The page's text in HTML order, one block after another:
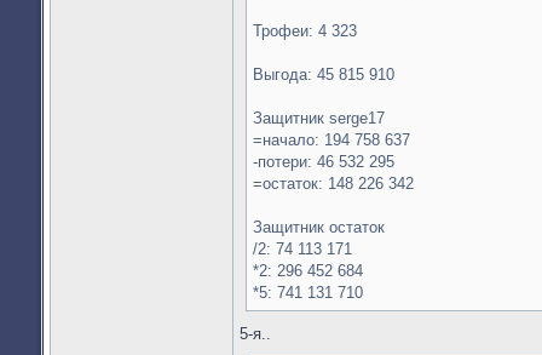
Трофеи: 4 323
Выгода: 45 815 910
Защитник serge17
=начало: 194 758 637
-потери: 46 532 295
=остаток: 148 226 342
Защитник остаток
/2: 74 113 171
*2: 296 452 684
*5: 741 131 710
5-я..